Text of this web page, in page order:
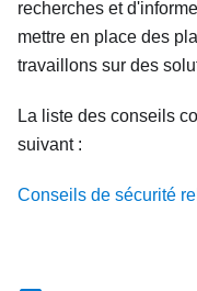
recherches et
mettre en place des
travaillons sur des
La liste des conseils
suivant :
Conseils de sécurité